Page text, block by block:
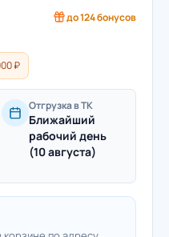
до124бонусов
₽
Отгрузка в ТК
Ближайший
рабочий день
(10 августа)